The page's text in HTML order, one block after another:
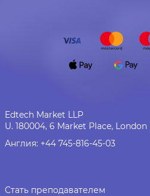
Edtech Market LLP
U. 180004, 6 Market Place,
Англия: +44 745-816-45-03
Стать преподавателем